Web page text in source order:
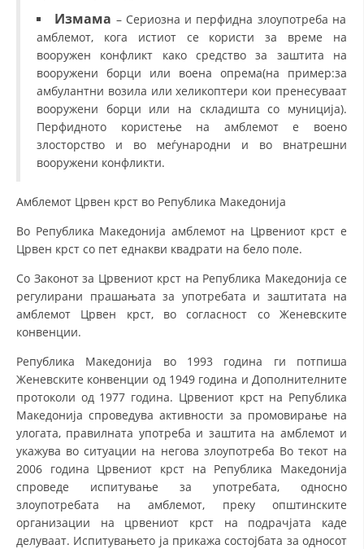
Измама – Сериозна и перфидна злоупотреба на
амблемот, кога истиот се користи за време на
вооружен конфликт како средство за заштита на
вооружени борци или воена опрема(на пример:за
амбулантни возила или хеликоптери кои пренесуваат
вооружени борци или на складишта со муниција).
Перфидното користење на амблемот е воено
злосторство и во меѓународни и во внатрешни
вооружени конфликти.
Амблемот Црвен крст во Република Македонија
Во Република Македонија амблемот на Црвениот крст е
Црвен крст со пет еднакви квадрати на бело поле.
Со Законот за Црвениот крст на Република Македонија се
регулирани прашањата за употребата и заштитата на
амблемот Црвен крст, во согласност со Женевските
конвенции.
Република Македонија во 1993 година ги потпиша
Женевските конвенции од 1949 година и Дополнителните
протоколи од 1977 година. Црвениот крст на Република
Македонија спроведува активности за промовирање на
улогата, правилната употреба и заштита на амблемот и
укажува во ситуации на негова злоупотреба Во текот на
2006 година Црвениот крст на Република Македонија
спроведе испитување за употребата, односно
злоупотребата на амблемот, преку општинските
организации на црвениот крст на подрачјата каде
делуваат. Испитувањето ја прикажа состојбата за односот